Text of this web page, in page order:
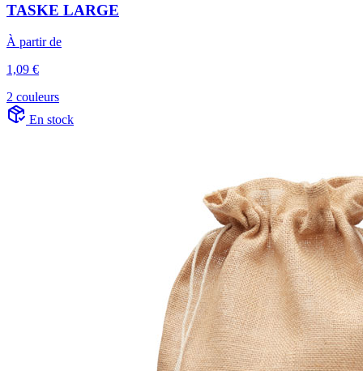
TASKE LARGE
À partir de
1,09 €
2 couleurs
En stock